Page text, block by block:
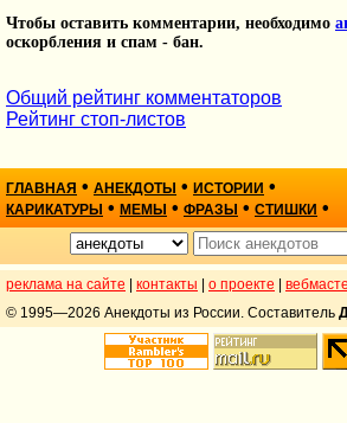
Чтобы оставить комментарии, необходимо
оскорбления и спам - бан.
Общий рейтинг комментаторов
Рейтинг стоп-листов
ГЛАВНАЯ • АНЕКДОТЫ • ИСТОРИИ •
КАРИКАТУРЫ • МЕМЫ • ФРАЗЫ • СТИШКИ •
реклама на сайте контакты о проекте
© 1995—2026 Анекдоты из России. Составитель